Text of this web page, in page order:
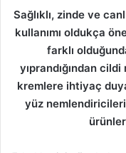
Sağlıklı, zinde ve
kullanımı oldukça
farklı
yıprandığından
kremlere ihtiyaç
yüz nemlendiricileri